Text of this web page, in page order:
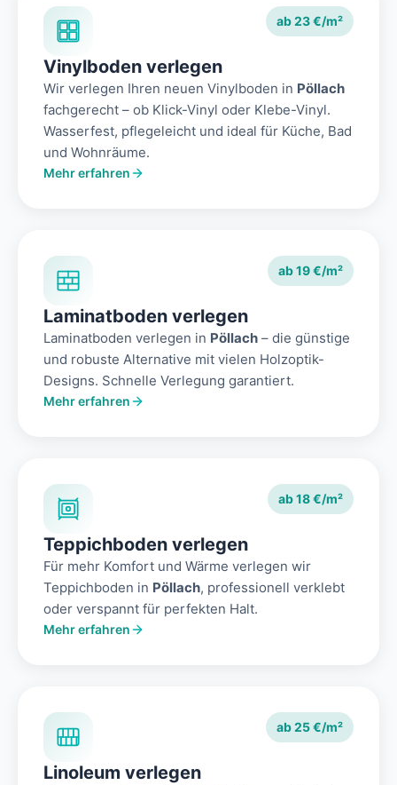
ab 23 €/m²
Vinylboden verlegen
Wir verlegen Ihren neuen Vinylboden in Pöllach
fachgerecht – ob Klick-Vinyl oder Klebe-Vinyl.
Wasserfest, pflegeleicht und ideal für Küche, Bad
und Wohnräume.
Mehr erfahren
ab 19 €/m²
Laminatboden verlegen
Laminatboden verlegen in Pöllach – die günstige
und robuste Alternative mit vielen Holzoptik-
Designs. Schnelle Verlegung garantiert.
Mehr erfahren
ab 18 €/m²
Teppichboden verlegen
Für mehr Komfort und Wärme verlegen wir
Teppichboden in Pöllach, professionell verklebt
oder verspannt für perfekten Halt.
Mehr erfahren
ab 25 €/m²
Linoleum verlegen